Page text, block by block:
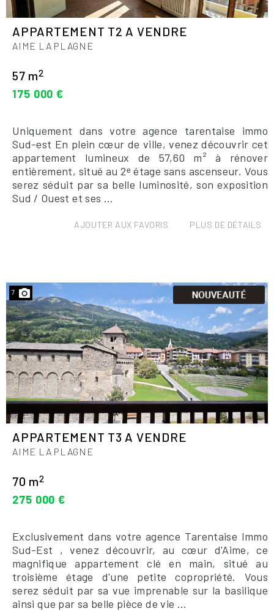
APPARTEMENT T2 A VENDRE
AIME LA PLAGNE
57 m2
175 000 €
Uniquement dans votre agence tarentaise immo
Sud-est En plein cœur de ville, venez découvrir cet
appartement lumineux de 57,60 m² à rénover
entièrement, situé au 2ᵉ étage sans ascenseur. Vous
serez séduit par sa belle luminosité, son exposition
Sud / Ouest et ses ...
AJOUTER AUX FAVORIS PLUS DE DÉTAILS
7
APPARTEMENT T3 A VENDRE
AIME LA PLAGNE
70 m2
275 000 €
Exclusivement dans votre agence Tarentaise Immo
Sud-Est , venez découvrir, au cœur d'Aime, ce
magnifique appartement clé en main, situé au
troisième étage d'une petite copropriété. Vous
serez séduit par sa vue imprenable sur la basilique
ainsi que par sa belle pièce de vie ...